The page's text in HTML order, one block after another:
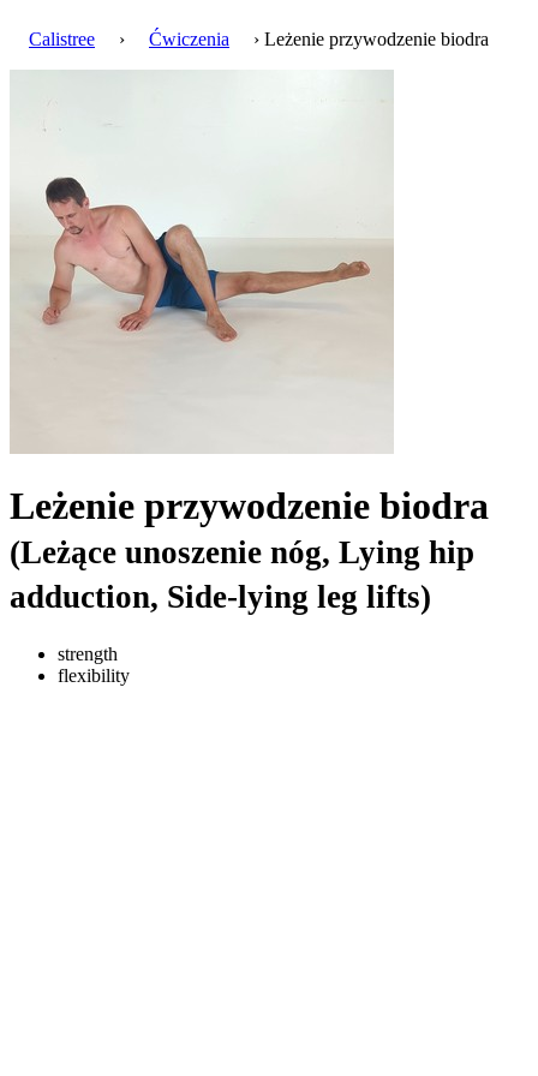
Calistree › Ćwiczenia › Leżenie przywodzenie biodra
Leżenie przywodzenie biodra
(Leżące unoszenie nóg, Lying hip
adduction, Side-lying leg lifts)
strength
flexibility